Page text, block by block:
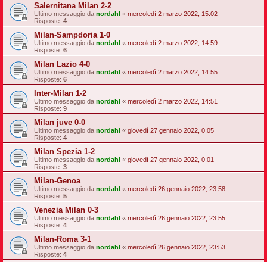
Salernitana Milan 2-2
Ultimo messaggio da nordahl « mercoledì 2 marzo 2022, 15:02
Risposte: 4
Milan-Sampdoria 1-0
Ultimo messaggio da nordahl « mercoledì 2 marzo 2022, 14:59
Risposte: 6
Milan Lazio 4-0
Ultimo messaggio da nordahl « mercoledì 2 marzo 2022, 14:55
Risposte: 6
Inter-Milan 1-2
Ultimo messaggio da nordahl « mercoledì 2 marzo 2022, 14:51
Risposte: 9
Milan juve 0-0
Ultimo messaggio da nordahl « giovedì 27 gennaio 2022, 0:05
Risposte: 4
Milan Spezia 1-2
Ultimo messaggio da nordahl « giovedì 27 gennaio 2022, 0:01
Risposte: 3
Milan-Genoa
Ultimo messaggio da nordahl « mercoledì 26 gennaio 2022, 23:58
Risposte: 5
Venezia Milan 0-3
Ultimo messaggio da nordahl « mercoledì 26 gennaio 2022, 23:55
Risposte: 4
Milan-Roma 3-1
Ultimo messaggio da nordahl « mercoledì 26 gennaio 2022, 23:53
Risposte: 4